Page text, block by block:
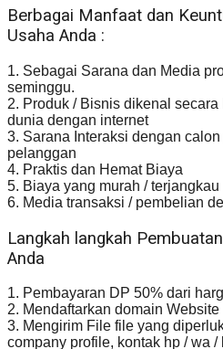
Berbagai Manfaat dan
Usaha Anda :
1. Sebagai Sarana dan Media
seminggu.
2. Produk / Bisnis dikenal
dunia dengan internet
3. Sarana Interaksi dengan
pelanggan
4. Praktis dan Hemat Biaya
5. Biaya yang murah /
6. Media transaksi / pembelian
Langkah langkah
Anda
1. Pembayaran DP 50% dari
2. Mendaftarkan domain Website
3. Mengirim File file yang
company profile, kontak hp / wa